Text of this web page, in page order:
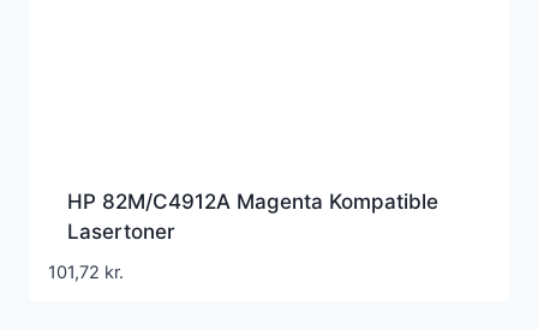
HP 82M/C4912A Magenta Kompatible
Lasertoner
101,72 kr.